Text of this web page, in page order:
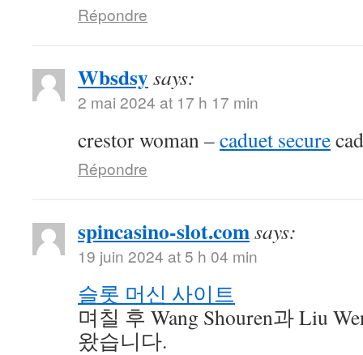
Répondre
Wbsdsysays:
2 mai 2024 at 17 h 17 min
crestor woman –caduet secure
Répondre
spincasino-slot.comsays:
19 juin 2024 at 5 h 04 min
슬롯 머신 사이트
며칠 후 Wang Shouren과 Liu
왔습니다.